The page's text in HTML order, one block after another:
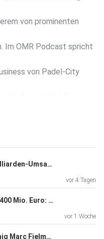
von prominenten
Im OMR Podcast spricht
von Padel-City
Kindheit in Südafrika, ein
als ihm der
Schläger schenkte.
Mit Akku-Angriff zum Milliarden-Umsatz: Einhell-CEO Andreas Kroiss (#929)
vor 4 Tagen
Vom kleinen Italiener zu 400 Mio. Euro: L’Osteria-Gründer Klaus Rader und Friedemann Findeis (#928)
vor 1 Woche
OMR Classic: Brillen-König Marc Fielmann